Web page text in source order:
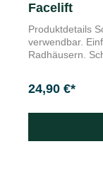
Facelift
Produktdetails Scala (NW1) Für Scala Facelift
verwendbar. Einfache Montage an den hintern
Radhäusern. Schützen den Lack vor Schmutz, Schnee,
strapazierfähig:
gefährlichem
24,90 €*